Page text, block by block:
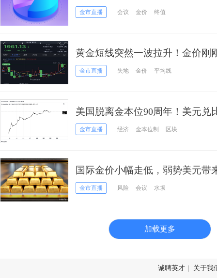
注又变了……
金市直播 会议 金价 终值
黄金短线突然一波拉升！金价刚
仍发出警告信号
金市直播 失地 金价 平均线
美国脱离金本位90周年！美元兑
萧条货币革新历史
金市直播 经济 金本位制 区块
国际金价小幅走低，弱势美元带
金市直播 风险 会议 水坝
加载更多
诚聘英才 关于我